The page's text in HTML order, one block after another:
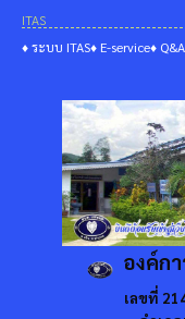
ITAS
♦ ระบบ ITAS♦ E-service♦
องค์ก
เลขที่